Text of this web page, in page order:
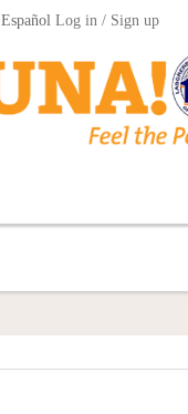
Español Log in / Sign up